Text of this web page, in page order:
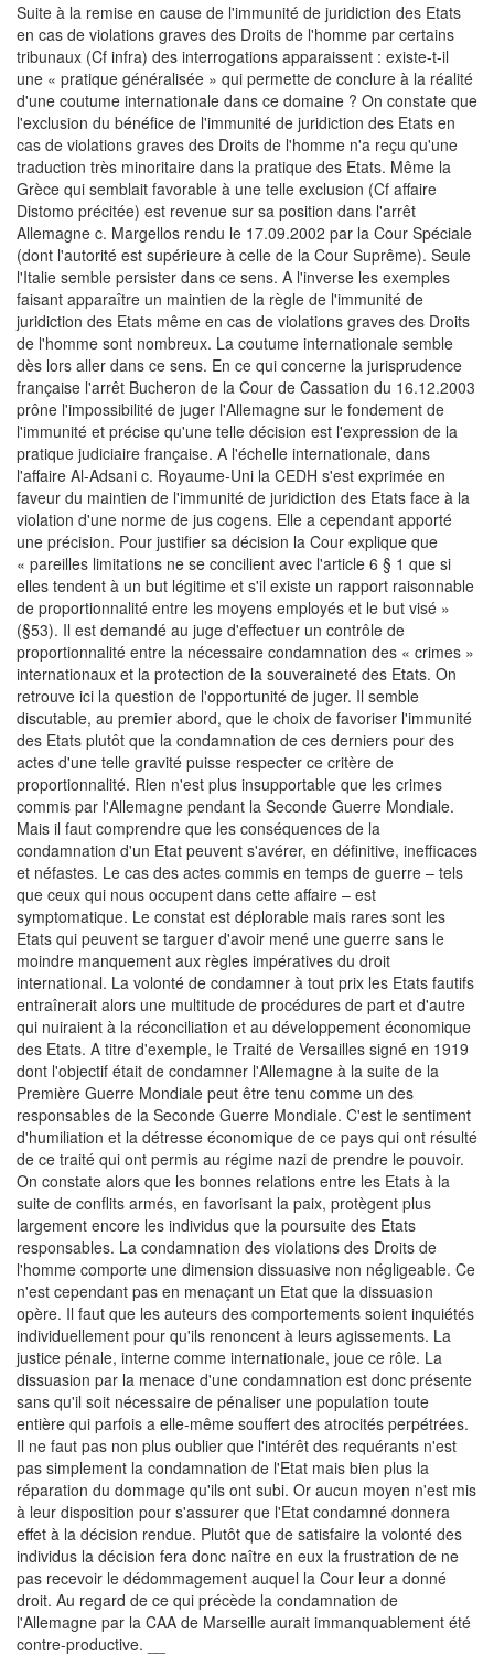
Suite à la remise en cause de l'immunité de juridiction des Etats
en cas de violations graves des Droits de l'homme par certains
tribunaux (Cf infra) des interrogations apparaissent : existe-t-il
une « pratique généralisée » qui permette de conclure à la réalité
d'une coutume internationale dans ce domaine ? On constate que
l'exclusion du bénéfice de l'immunité de juridiction des Etats en
cas de violations graves des Droits de l'homme n'a reçu qu'une
traduction très minoritaire dans la pratique des Etats. Même la
Grèce qui semblait favorable à une telle exclusion (Cf affaire
Distomo précitée) est revenue sur sa position dans l'arrêt
Allemagne c. Margellos rendu le 17.09.2002 par la Cour Spéciale
(dont l'autorité est supérieure à celle de la Cour Suprême). Seule
l'Italie semble persister dans ce sens. A l'inverse les exemples
faisant apparaître un maintien de la règle de l'immunité de
juridiction des Etats même en cas de violations graves des Droits
de l'homme sont nombreux. La coutume internationale semble
dès lors aller dans ce sens. En ce qui concerne la jurisprudence
française l'arrêt Bucheron de la Cour de Cassation du 16.12.2003
prône l'impossibilité de juger l'Allemagne sur le fondement de
l'immunité et précise qu'une telle décision est l'expression de la
pratique judiciaire française. A l'échelle internationale, dans
l'affaire Al-Adsani c. Royaume-Uni la CEDH s'est exprimée en
faveur du maintien de l'immunité de juridiction des Etats face à la
violation d'une norme de jus cogens. Elle a cependant apporté
une précision. Pour justifier sa décision la Cour explique que
« pareilles limitations ne se concilient avec l'article 6 § 1 que si
elles tendent à un but légitime et s'il existe un rapport raisonnable
de proportionnalité entre les moyens employés et le but visé »
(§53). Il est demandé au juge d'effectuer un contrôle de
proportionnalité entre la nécessaire condamnation des « crimes »
internationaux et la protection de la souveraineté des Etats. On
retrouve ici la question de l'opportunité de juger. Il semble
discutable, au premier abord, que le choix de favoriser l'immunité
des Etats plutôt que la condamnation de ces derniers pour des
actes d'une telle gravité puisse respecter ce critère de
proportionnalité. Rien n'est plus insupportable que les crimes
commis par l'Allemagne pendant la Seconde Guerre Mondiale.
Mais il faut comprendre que les conséquences de la
condamnation d'un Etat peuvent s'avérer, en définitive, inefficaces
et néfastes. Le cas des actes commis en temps de guerre – tels
que ceux qui nous occupent dans cette affaire – est
symptomatique. Le constat est déplorable mais rares sont les
Etats qui peuvent se targuer d'avoir mené une guerre sans le
moindre manquement aux règles impératives du droit
international. La volonté de condamner à tout prix les Etats fautifs
entraînerait alors une multitude de procédures de part et d'autre
qui nuiraient à la réconciliation et au développement économique
des Etats. A titre d'exemple, le Traité de Versailles signé en 1919
dont l'objectif était de condamner l'Allemagne à la suite de la
Première Guerre Mondiale peut être tenu comme un des
responsables de la Seconde Guerre Mondiale. C'est le sentiment
d'humiliation et la détresse économique de ce pays qui ont résulté
de ce traité qui ont permis au régime nazi de prendre le pouvoir.
On constate alors que les bonnes relations entre les Etats à la
suite de conflits armés, en favorisant la paix, protègent plus
largement encore les individus que la poursuite des Etats
responsables. La condamnation des violations des Droits de
l'homme comporte une dimension dissuasive non négligeable. Ce
n'est cependant pas en menaçant un Etat que la dissuasion
opère. Il faut que les auteurs des comportements soient inquiétés
individuellement pour qu'ils renoncent à leurs agissements. La
justice pénale, interne comme internationale, joue ce rôle. La
dissuasion par la menace d'une condamnation est donc présente
sans qu'il soit nécessaire de pénaliser une population toute
entière qui parfois a elle-même souffert des atrocités perpétrées.
Il ne faut pas non plus oublier que l'intérêt des requérants n'est
pas simplement la condamnation de l'Etat mais bien plus la
réparation du dommage qu'ils ont subi. Or aucun moyen n'est mis
à leur disposition pour s'assurer que l'Etat condamné donnera
effet à la décision rendue. Plutôt que de satisfaire la volonté des
individus la décision fera donc naître en eux la frustration de ne
pas recevoir le dédommagement auquel la Cour leur a donné
droit. Au regard de ce qui précède la condamnation de
l'Allemagne par la CAA de Marseille aurait immanquablement été
contre-productive.